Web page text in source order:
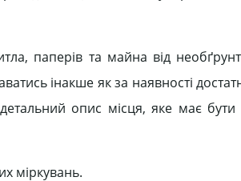
паперів та майна від
інакше як за наявності
опис місця, яке має
міркувань.